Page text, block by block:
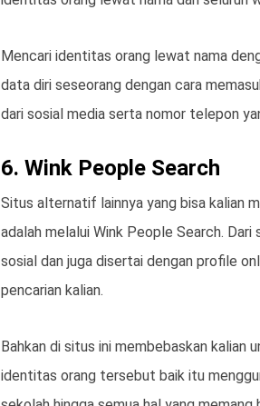
Mencari identitas orang lewat nama
data diri seseorang dengan cara
dari sosial media serta nomor telepon
6. Wink People Search
Situs alternatif lainnya yang bisa kalian
adalah melalui Wink People Search.
sosial dan juga disertai dengan profile
pencarian kalian.
Bahkan di situs ini membebaskan kalian
identitas orang tersebut baik itu